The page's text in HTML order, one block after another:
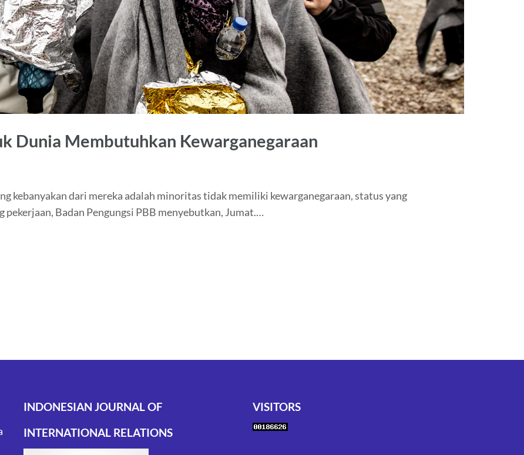
Dunia Membutuhkan Kewarganegaraan
kebanyakan dari mereka adalah minoritas tidak memiliki kewarganegaraan, status yang
Badan Pengungsi PBB menyebutkan, Jumat.…
INDONESIAN JOURNAL OF
INTERNATIONAL RELATIONS
VISITORS